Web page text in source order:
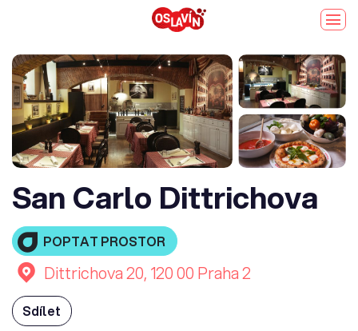
San Carlo Dittrichova
POPTAT PROSTOR
Dittrichova 20, 120 00 Praha 2
Sdílet